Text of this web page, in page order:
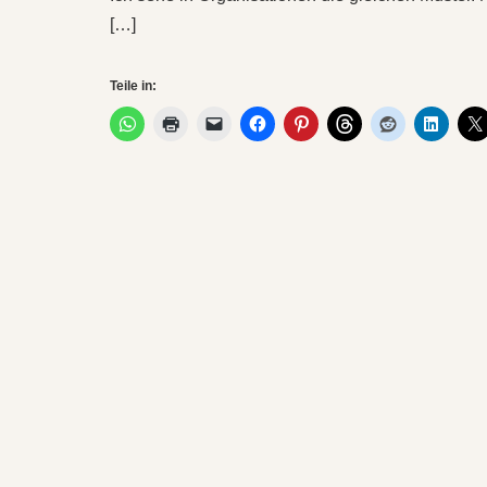
[…]
Teile in: